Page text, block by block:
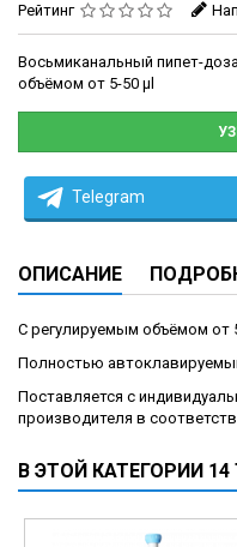
Рейтинг
Восьмиканальный пипет-
объёмом от 5-50 μl
Telegram
ОПИСАНИЕ
C регулируемым объёмом от
Полностью
Поставляется с
производителя в
В ЭТОЙ КАТЕГОРИИ